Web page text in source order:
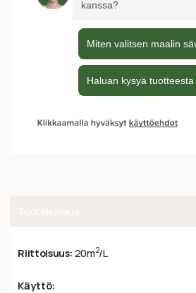
Riittoisuus: 20m2/L
Käyttö: